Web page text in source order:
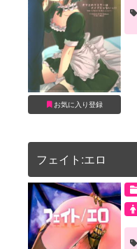
お気に入り登録
フェイト:エロ